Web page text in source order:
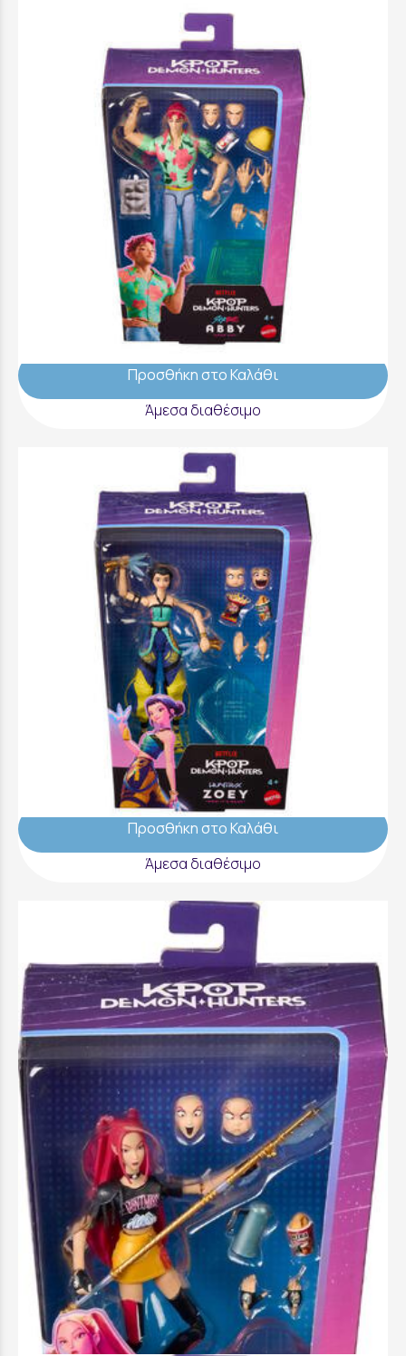
K-Pop Demon Hunters Φιγούρες 15εκ. με
Εκφράσεις Και Αξεσουάρ Abby - JKY34
29,99 €
Προσθήκη στο Καλάθι
Άμεσα διαθέσιμο
K-Pop Demon Hunters Φιγούρες 15εκ. με
Εκφράσεις Και Αξεσουάρ - Zoey - JRY32
29,99 €
Προσθήκη στο Καλάθι
Άμεσα διαθέσιμο
K-Pop Demon Hunters Φιγούρες 15εκ. με
Εκφράσεις Και Αξεσουάρ - Mira - JRY31
29,99 €
Προσθήκη στο Καλάθι
Άμεσα διαθέσιμο